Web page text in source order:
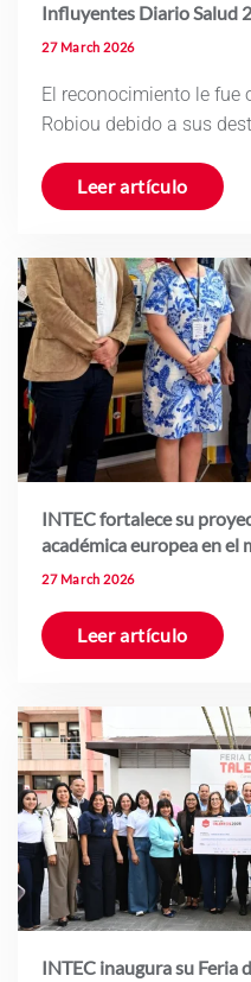
Influyentes Diario Salud
27 March 2026
El reconocimiento le fue
Robiou debido a sus
Leer artículo
INTEC fortalece su
académica europea en el
27 March 2026
Leer artículo
INTEC inaugura su Feria